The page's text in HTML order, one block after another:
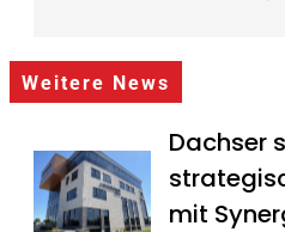
Weitere News
Dachser
mit